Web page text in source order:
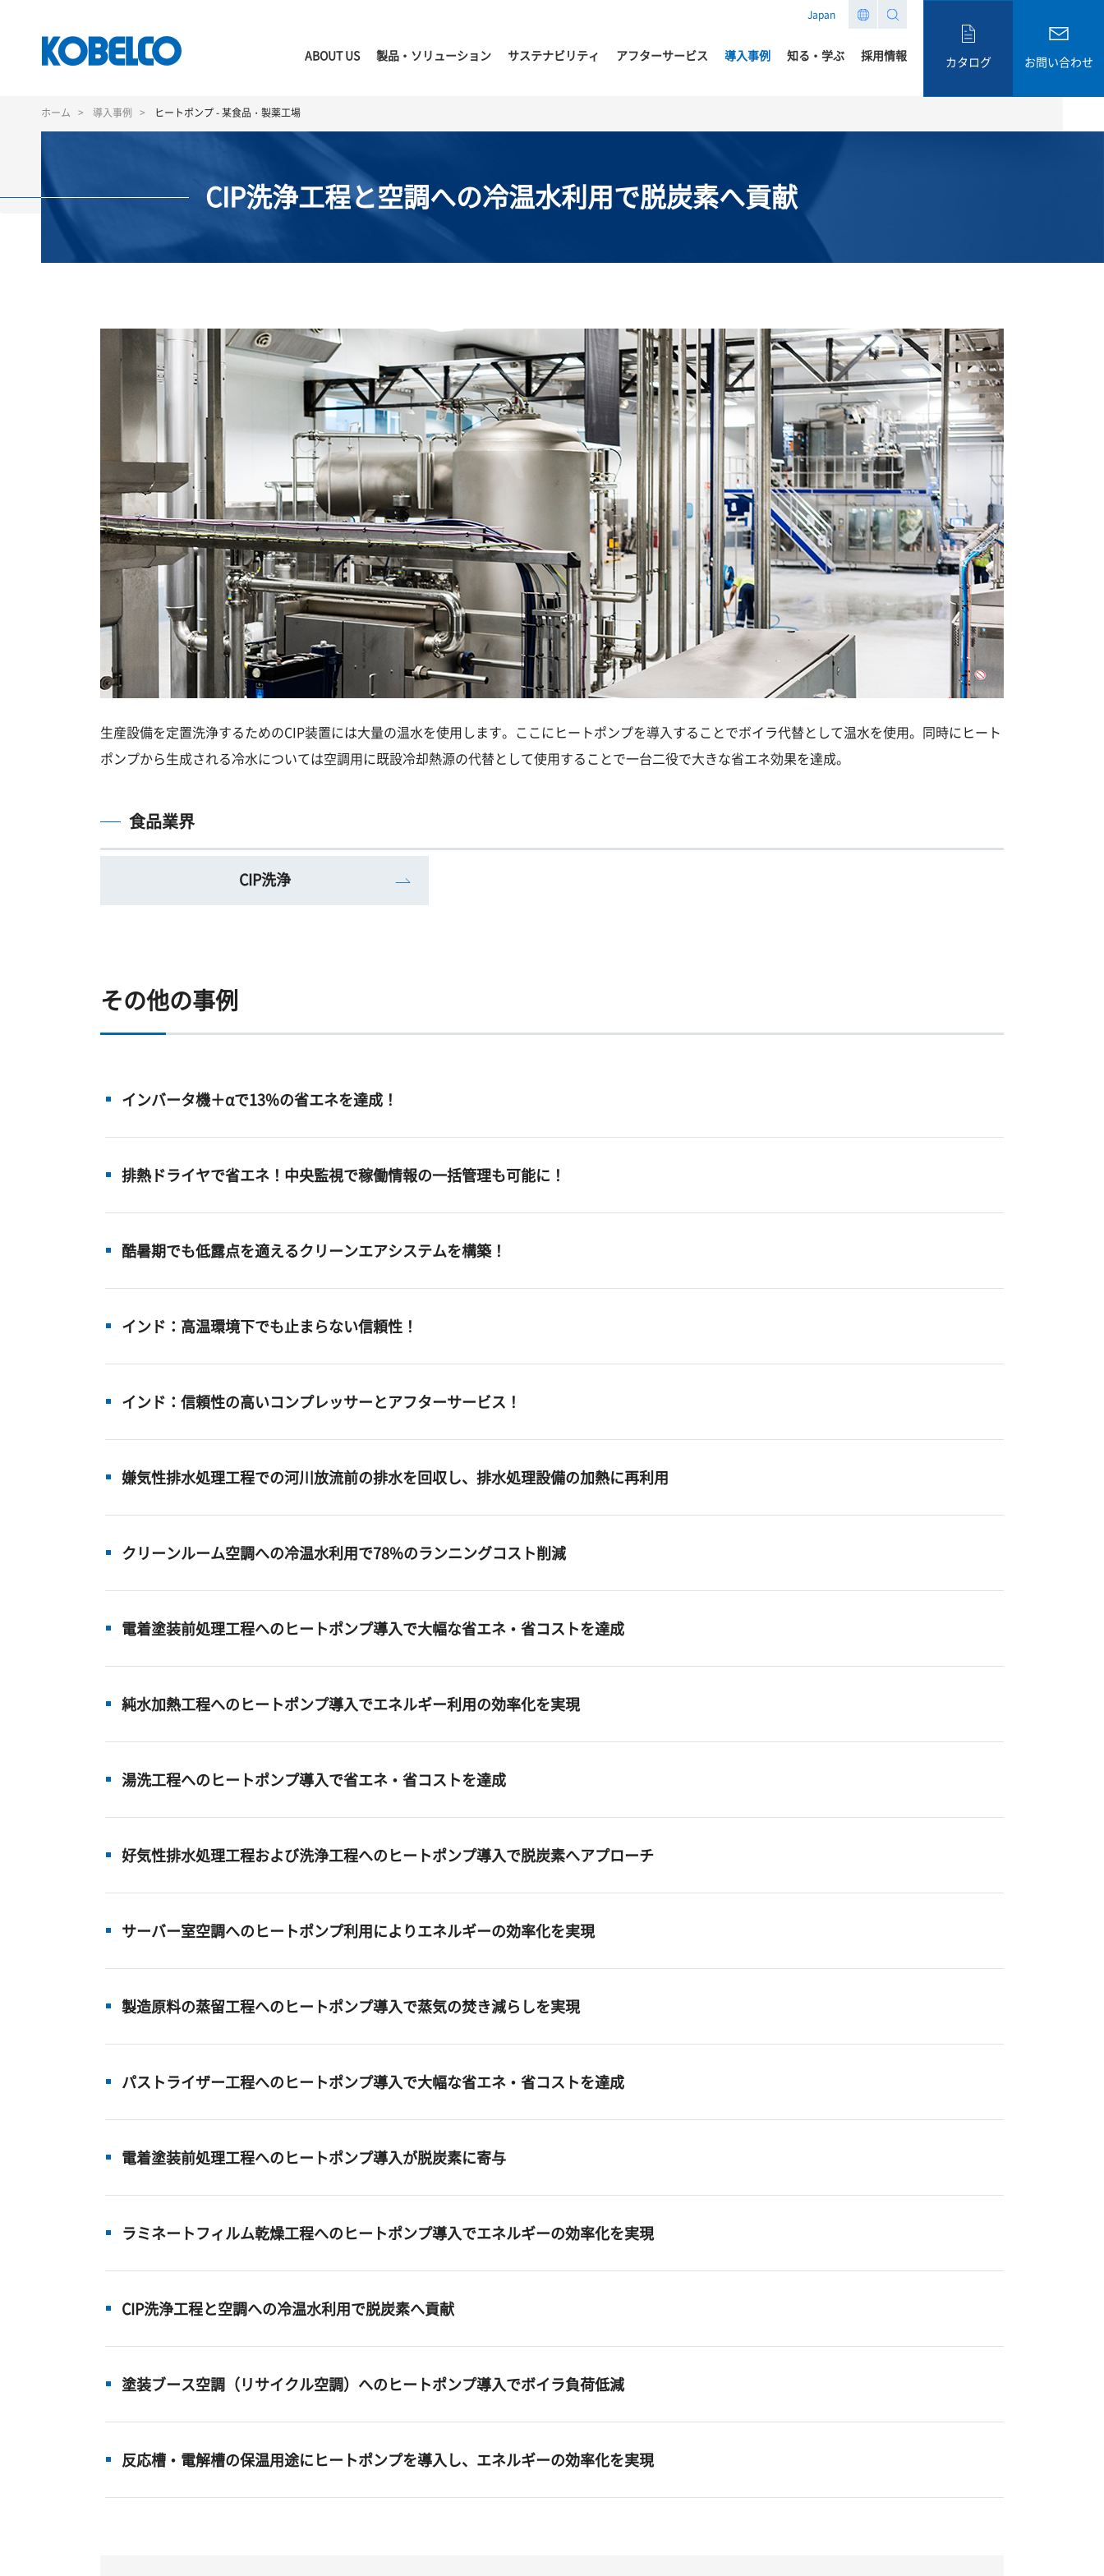
ン
Japan
ABOUT US 製品・ソリューション サステナビリティ アフターサービス 導入事例 知る・学ぶ 採用情報 カタログ お問い合わせ
ホーム 導入事例 ヒートポンプ - 某食品・製薬工場
CIP洗浄工程と空調への冷温水利用で脱炭素へ貢献
生産設備を定置洗浄するためのCIP装置には大量の温水を使用します。ここにヒートポンプを導入することでボイラ代替として温水を使用。同時にヒート
ポンプから生成される冷水については空調用に既設冷却熱源の代替として使用することで一台二役で大きな省エネ効果を達成。
食品業界
CIP洗浄
その他の事例
インバータ機＋αで13%の省エネを達成！
排熱ドライヤで省エネ！中央監視で稼働情報の一括管理も可能に！
酷暑期でも低露点を適えるクリーンエアシステムを構築！
インド：高温環境下でも止まらない信頼性！
インド：信頼性の高いコンプレッサーとアフターサービス！
嫌気性排水処理工程での河川放流前の排水を回収し、排水処理設備の加熱に再利用
クリーンルーム空調への冷温水利用で78%のランニングコスト削減
電着塗装前処理工程へのヒートポンプ導入で大幅な省エネ・省コストを達成
純水加熱工程へのヒートポンプ導入でエネルギー利用の効率化を実現
湯洗工程へのヒートポンプ導入で省エネ・省コストを達成
好気性排水処理工程および洗浄工程へのヒートポンプ導入で脱炭素へアプローチ
サーバー室空調へのヒートポンプ利用によりエネルギーの効率化を実現
製造原料の蒸留工程へのヒートポンプ導入で蒸気の焚き減らしを実現
パストライザー工程へのヒートポンプ導入で大幅な省エネ・省コストを達成
電着塗装前処理工程へのヒートポンプ導入が脱炭素に寄与
ラミネートフィルム乾燥工程へのヒートポンプ導入でエネルギーの効率化を実現
CIP洗浄工程と空調への冷温水利用で脱炭素へ貢献
塗装ブース空調（リサイクル空調）へのヒートポンプ導入でボイラ負荷低減
反応槽・電解槽の保温用途にヒートポンプを導入し、エネルギーの効率化を実現